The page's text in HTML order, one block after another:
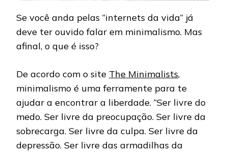
Se você anda pelas “internets da vida” já
deve ter ouvido falar em minimalismo. Mas
afinal, o que é isso?
De acordo com o site The Minimalists,
minimalismo é uma ferramente para te
ajudar a encontrar a liberdade. “Ser livre do
medo. Ser livre da preocupação. Ser livre da
sobrecarga. Ser livre da culpa. Ser livre da
depressão. Ser livre das armadilhas da